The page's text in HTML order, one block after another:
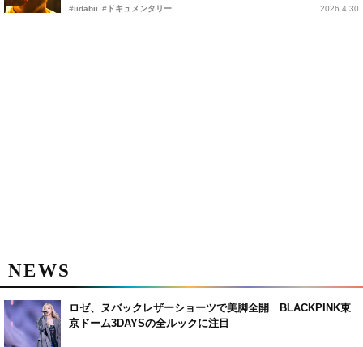
#iidabii #ドキュメンタリー 2026.4.30
NEWS
ロゼ、ヌバックレザーショーツで美脚全開 BLACKPINK東
京ドーム3DAYSの全ルックに注目